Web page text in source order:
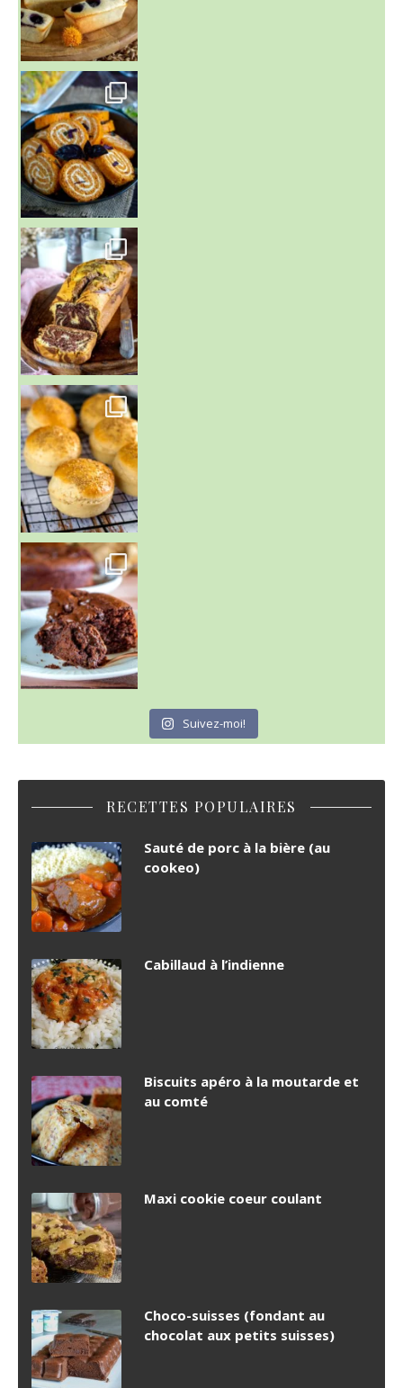
~ BUNS MAISON ~
Un peu de boulange par ici au
~ GÂTEAU FONDANT CHOCO NOISETTE ~
C'est lundi
Suivez-moi!
RECETTES POPULAIRES
Sauté de porc à la bière (au
cookeo)
Cabillaud à l’indienne
Biscuits apéro à la moutarde et
au comté
Maxi cookie coeur coulant
Choco-suisses (fondant au
chocolat aux petits suisses)